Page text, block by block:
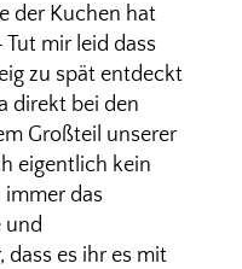
der Kuchen hat
Tut mir leid dass
zu spät entdeckt
direkt bei den
Großteil unserer
eigentlich kein
immer das
und
es ihr es mit